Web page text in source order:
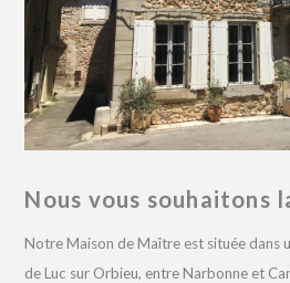
Nous vous souhaitons
Notre Maison de Maître est située dans
de Luc sur Orbieu, entre Narbonne et